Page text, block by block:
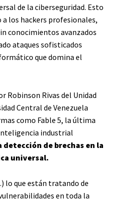
de la ciberseguridad. Esto
a los hackers profesionales,
conocimientos avanzados
ataques sofisticados
que domina el
Robinson Rivas del Unidad
Central de Venezuela
como Fable 5, la última
industrial
de brechas en la
universal.
lo que están tratando de
en toda la